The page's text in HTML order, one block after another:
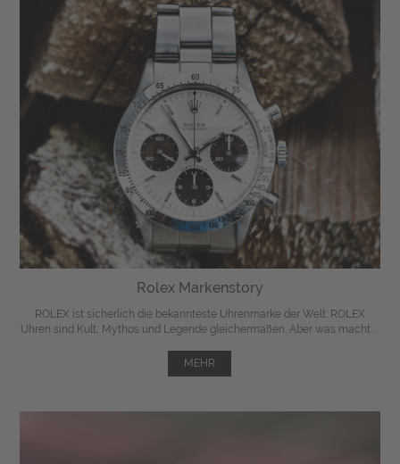
Rolex Markenstory
ROLEX ist sicherlich die bekannteste Uhrenmarke der Welt. ROLEX
Uhren sind Kult, Mythos und Legende gleichermaßen. Aber was macht ...
MEHR